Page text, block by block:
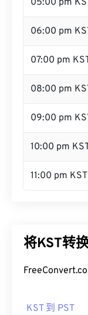
05:00 pm
06:00 pm
07:00 pm
08:00 pm
09:00 pm
10:00 pm
11:00 pm KST
将KST转
KST 到 PST